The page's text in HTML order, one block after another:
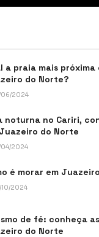
a praia mais
do Norte?
06/2024
noturna no Cariri,
do Norte
2024
é morar em
2024
de fé: conheça
do Norte